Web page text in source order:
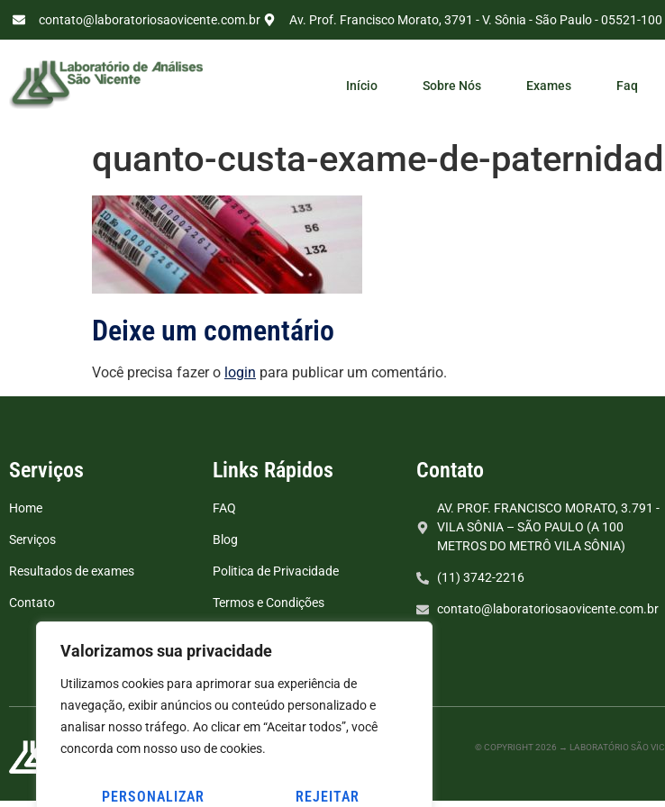
Valorizamos sua privacidade
Utilizamos cookies para aprimorar sua experiência de
navegação, exibir anúncios ou conteúdo personalizado e
analisar nosso tráfego. Ao clicar em “Aceitar todos”, você
concorda com nosso uso de cookies.
PERSONALIZAR REJEITAR
contato@laboratoriosaovicente.com.br Av. Prof. Francisco Morato, 3791 - V. Sônia - São Paulo - 05521-100
Início Sobre Nós Exames Faq
quanto-custa-exame-de-
Deixe um comentário
Você precisa fazer o login para publicar um comentário.
Serviços
Home
Serviços
Resultados de exames
Contato
Links Rápidos
FAQ
Blog
Politica de Privacidade
Termos e Condições
Contato
AV. PROF. FRANCISCO MORATO, 3.791 -
VILA SÔNIA – SÃO PAULO (A 100
METROS DO METRÔ VILA SÔNIA)
(11) 3742-2216
contato@laboratoriosaovicente.com.br
© COPYRIGHT2026 → LABORATÓRIO SÃO